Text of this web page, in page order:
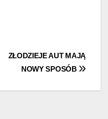
ZŁODZIEJE AUT MAJĄ
NOWY SPOSÓB